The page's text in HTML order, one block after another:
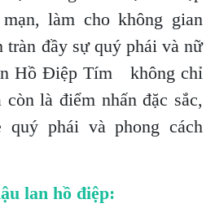
làm cho không gian
tràn đầy sự quý phái và nữ
Hồ Điệp Tím không chỉ
là điểm nhấn đặc sắc,
quý phái và phong cách
lan hồ điệp: